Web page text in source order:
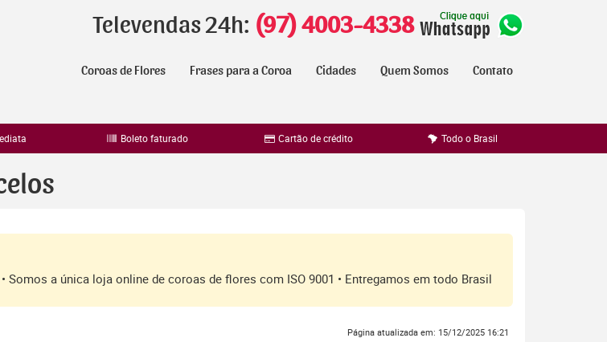
Televendas 24h: (97) 4003-4338
Coroas de Flores Frases para a Coroa Cidades Quem Somos Contato
Boleto faturado Cartão de crédito Todo o Brasil
Somos a única loja online de coroas de flores com ISO 9001 • Entregamos em todo Brasil
Página atualizada em: 15/12/2025 16:21